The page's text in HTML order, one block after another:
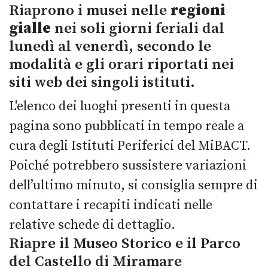
Riaprono i musei nelle regioni
gialle nei soli giorni feriali dal
lunedì al venerdì, secondo le
modalità e gli orari riportati nei
siti web dei singoli istituti.
L'elenco dei luoghi presenti in questa
pagina sono pubblicati in tempo reale a
cura degli Istituti Periferici del MiBACT.
Poiché potrebbero sussistere variazioni
dell’ultimo minuto, si consiglia sempre di
contattare i recapiti indicati nelle
relative schede di dettaglio.
Riapre il Museo Storico e il Parco
del Castello di Miramare